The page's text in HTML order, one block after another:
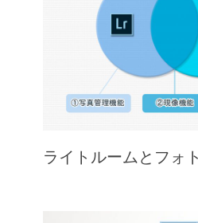
ライトルームとフォ